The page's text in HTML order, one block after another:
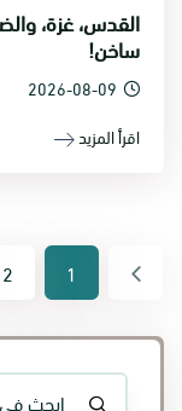
القدس، غزة،
ساخن!
2026-08-09
اقرأ المزيد
1
2